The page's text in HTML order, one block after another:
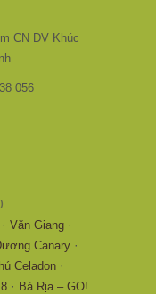
CN DV Khúc
056
· Văn Giang ·
Canary ·
Celadon ·
· Bà Rịa – GO!